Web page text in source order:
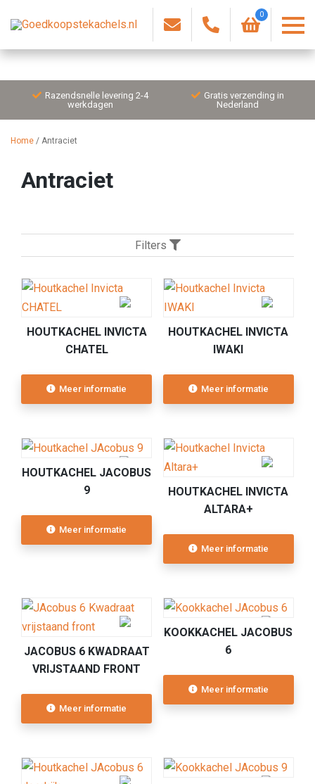
0
Razendsnelle levering 2-4
werkdagen
Gratis verzending in
Nederland
Home / Antraciet
Antraciet
Filters
HOUTKACHEL INVICTA
CHATEL
Meer informatie
HOUTKACHEL INVICTA
IWAKI
Meer informatie
HOUTKACHEL JACOBUS
9
Meer informatie
HOUTKACHEL INVICTA
ALTARA+
Meer informatie
JACOBUS 6 KWADRAAT
VRIJSTAAND FRONT
Meer informatie
KOOKKACHEL JACOBUS
6
Meer informatie